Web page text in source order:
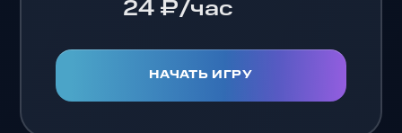
24 ₽/час
НАЧАТЬ ИГРУ